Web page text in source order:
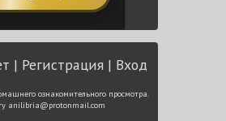
Регистрация Вход
ознакомительного просмотра.
anilibria@protonmail.com